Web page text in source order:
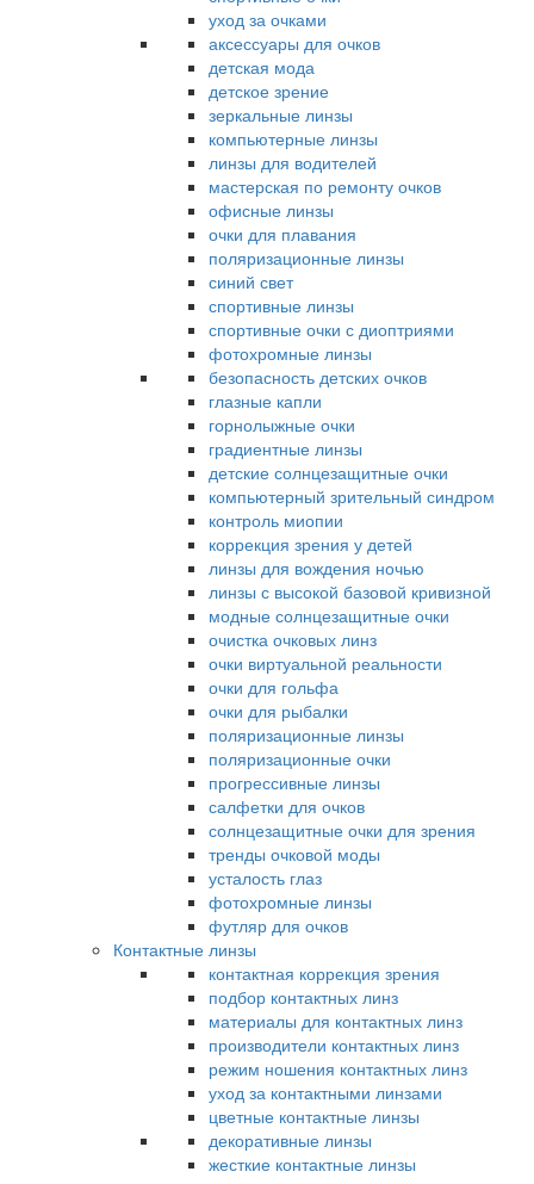
уход за очками
аксессуары для очков
детская мода
детское зрение
зеркальные линзы
компьютерные линзы
линзы для водителей
мастерская по ремонту очков
офисные линзы
очки для плавания
поляризационные линзы
синий свет
спортивные линзы
спортивные очки с диоптриями
фотохромные линзы
безопасность детских очков
глазные капли
горнолыжные очки
градиентные линзы
детские солнцезащитные очки
компьютерный зрительный синдром
контроль миопии
коррекция зрения у детей
линзы для вождения ночью
линзы с высокой базовой кривизной
модные солнцезащитные очки
очистка очковых линз
очки виртуальной реальности
очки для гольфа
очки для рыбалки
поляризационные линзы
поляризационные очки
прогрессивные линзы
салфетки для очков
солнцезащитные очки для зрения
тренды очковой моды
усталость глаз
фотохромные линзы
футляр для очков
Контактные линзы
контактная коррекция зрения
подбор контактных линз
материалы для контактных линз
производители контактных линз
режим ношения контактных линз
уход за контактными линзами
цветные контактные линзы
декоративные линзы
жесткие контактные линзы